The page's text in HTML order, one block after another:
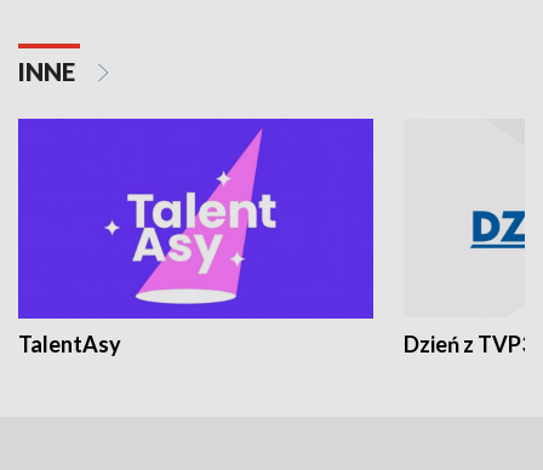
INNE
TalentAsy Dzień z TVP3